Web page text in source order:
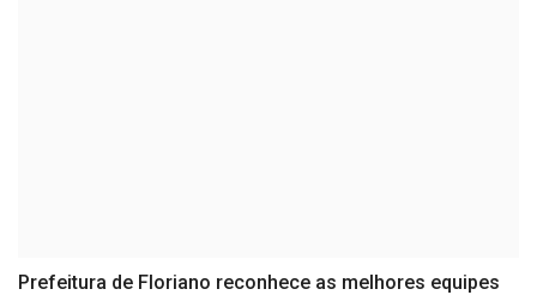
Prefeitura de Floriano reconhece as melhores equipes